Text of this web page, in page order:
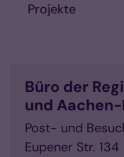
Projekte
Büro der
und
Post- und
Eupener Str. 134